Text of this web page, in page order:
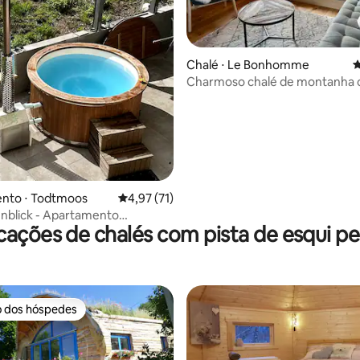
média de 5, 6 avaliações
⋅ Todtmoos 4,97 de uma avaliação média de 5, 71
4,97 (71)
- Apartamento
Chalé ⋅ Le Bonhomme
Charmoso chalé de montanha
de chalés com pista de esqui
dos hóspedes
dos hóspedes